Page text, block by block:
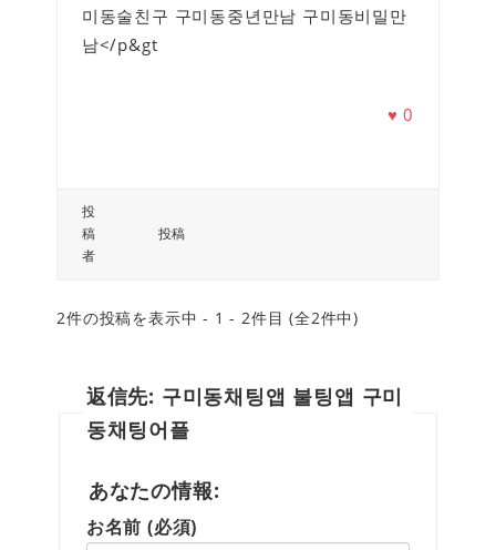
미동술친구 구미동중년만남 구미동비밀만
남</p&gt
♥0
投
稿
者
投稿
2件の投稿を表示中 - 1 - 2件目 (全2件中)
返信先: 구미동채팅앱 불팅앱 구미
동채팅어플
あなたの情報:
お名前 (必須)